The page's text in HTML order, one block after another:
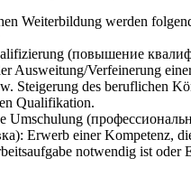
Weiterbildung werden
(повышение
Ausweitung/Verfeinerung
Steigerung des beruflichen
Qualifikation.
Umschulung
Erwerb einer Kompetenz,
notwendig ist oder